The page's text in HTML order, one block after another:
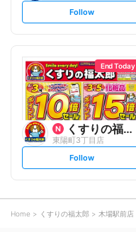
s
t
o
w
Follow
End Today
くすりの福太郎
東陽町3丁目店
s
t
o
w
Follow
Home くすりの福太郎 木場駅前店